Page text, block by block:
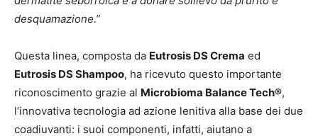
desquamazione.”
Questa linea, composta da Eutrosis DS Crema ed
Eutrosis DS Shampoo, ha ricevuto questo importante
riconoscimento grazie al Microbioma Balance Tech®,
l’innovativa tecnologia ad azione lenitiva alla base dei due
coadiuvanti: i suoi componenti, infatti, aiutano a